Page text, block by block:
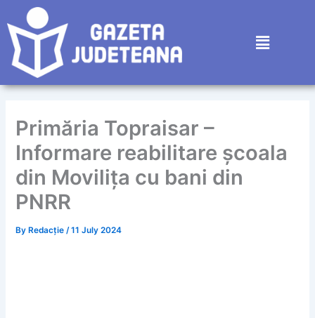
to
content
Primăria Topraisar –
Informare reabilitare școala
din Movilița cu bani din
PNRR
By Redacție/11 July 2024